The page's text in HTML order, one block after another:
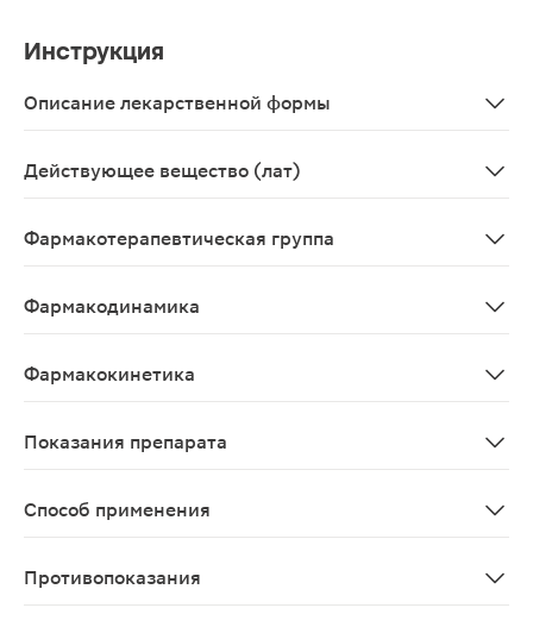
Инструкция
Описание лекарственной формы
Действующее вещество (лат)
Фармакотерапевтическая группа
Фармакодинамика
Фармакокинетика
Показания препарата
Способ применения
Противопоказания